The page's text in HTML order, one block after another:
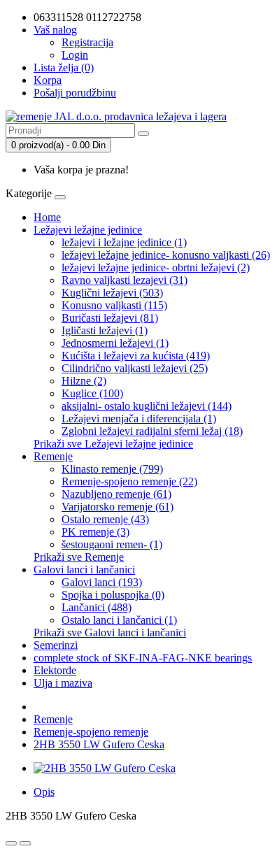
063311528 0112722758
Vaš nalog
Registracija
Login
Lista želja (0)
Korpa
Pošalji porudžbinu
0 proizvod(a) - 0.00 Din
Vaša korpa je prazna!
Kategorije
Home
Ležajevi ležajne jedinice
ležajevi i ležajne jedinice (1)
ležajevi ležajne jedinice- konusno valjkasti (26)
ležajevi ležajne jedinice- obrtni ležajevi (2)
Ravno valjkasti lezajevi (31)
Kuglični ležajevi (503)
Konusno valjkasti (115)
Buričasti ležajevi (81)
Igličasti ležajevi (1)
Jednosmerni ležajevi (1)
Kućišta i ležajevi za kućista (419)
Cilindrično valjkasti ležajevi (25)
Hilzne (2)
Kuglice (100)
aksijalni- ostalo kuglični ležajevi (144)
Ležajevi menjača i diferencijala (1)
Zglobni ležajevi radijalni sferni ležaj (18)
Prikaži sve Ležajevi ležajne jedinice
Remenje
Klinasto remenje (799)
Remenje-spojeno remenje (22)
Nazubljeno remenje (61)
Varijatorsko remenje (61)
Ostalo remenje (43)
PK remenje (3)
šestougaoni remen- (1)
Prikaži sve Remenje
Galovi lanci i lančanici
Galovi lanci (193)
Spojka i poluspojka (0)
Lančanici (488)
Ostalo lanci i lančanici (1)
Prikaži sve Galovi lanci i lančanici
Semerinzi
complete stock of SKF-INA-FAG-NKE bearings
Elektorde
Ulja i maziva
Remenje
Remenje-spojeno remenje
2HB 3550 LW Gufero Ceska
Opis
2HB 3550 LW Gufero Ceska